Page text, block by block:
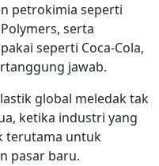
petrokimia seperti
serta
seperti Coca-Cola,
jawab.
global meledak tak
ketika industri yang
terutama untuk
pasar baru.